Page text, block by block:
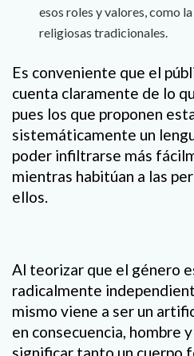
esos roles y valores, como
religiosas tradicionales.
Es conveniente que el
cuenta claramente de lo
pues los que proponen
sistemáticamente un
poder infiltrarse más
mientras habitúan a las
ellos.
Al teorizar que el género
radicalmente
mismo viene a ser un
en consecuencia, hombre
significar tanto un cuerpo